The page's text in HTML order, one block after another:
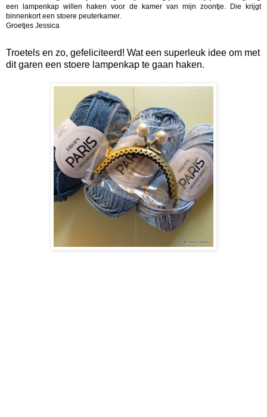
een lampenkap willen haken voor de kamer van mijn zoontje. Die krijgt
binnenkort een stoere peuterkamer.
Groetjes Jessica
Troetels en zo, gefeliciteerd! Wat een superleuk idee om met
dit garen een stoere lampenkap te gaan haken.